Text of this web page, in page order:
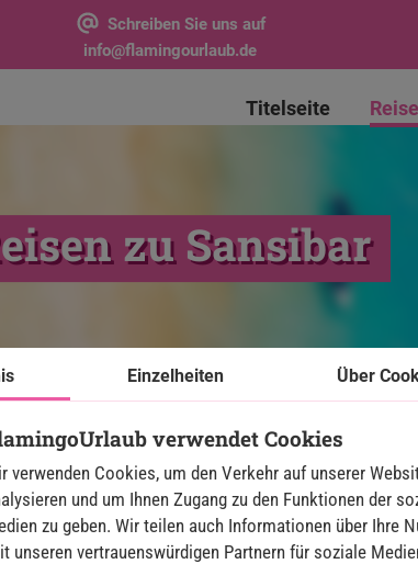
Schreiben Sie uns auf
info@flamingourlaub.de
Titelseite
zu Sansibar
Einzelheiten Über
verwendet Cookies
verwenden Cookies, um den Verkehr auf unserer
und um Ihnen Zugang zu den Funktionen der
zu geben. Wir teilen auch Informationen über Ihre
unseren vertrauenswürdigen Partnern für soziale